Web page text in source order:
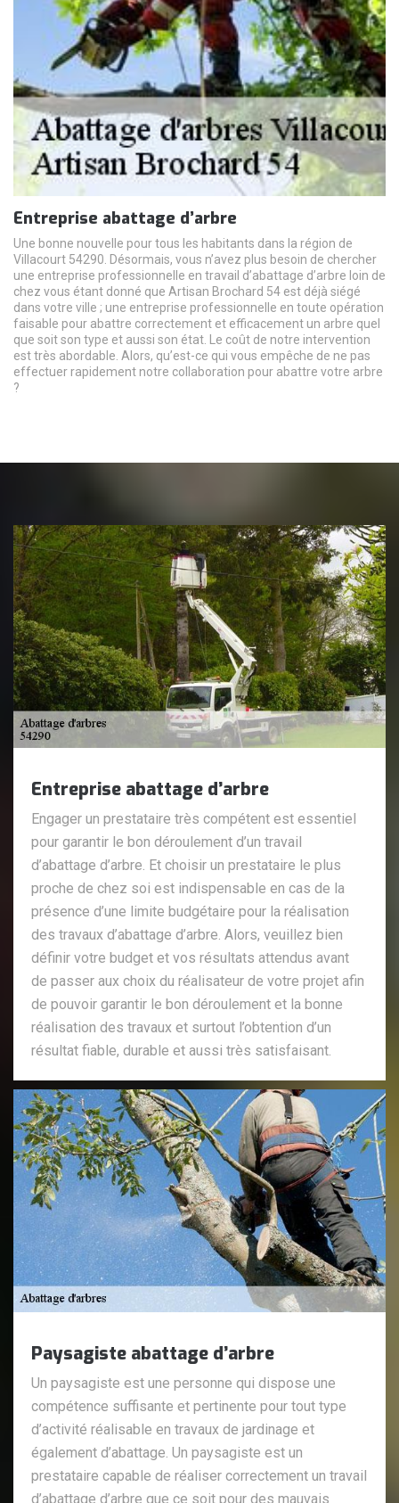
Entreprise abattage d’arbre
Une bonne nouvelle pour tous les habitants dans la région de
Villacourt 54290. Désormais, vous n’avez plus besoin de chercher
une entreprise professionnelle en travail d’abattage d’arbre loin de
chez vous étant donné que Artisan Brochard 54 est déjà siégé
dans votre ville ; une entreprise professionnelle en toute opération
faisable pour abattre correctement et efficacement un arbre quel
que soit son type et aussi son état. Le coût de notre intervention
est très abordable. Alors, qu’est-ce qui vous empêche de ne pas
effectuer rapidement notre collaboration pour abattre votre arbre
?
Entreprise abattage d’arbre
Engager un prestataire très compétent est essentiel
pour garantir le bon déroulement d’un travail
d’abattage d’arbre. Et choisir un prestataire le plus
proche de chez soi est indispensable en cas de la
présence d’une limite budgétaire pour la réalisation
des travaux d’abattage d’arbre. Alors, veuillez bien
définir votre budget et vos résultats attendus avant
de passer aux choix du réalisateur de votre projet afin
de pouvoir garantir le bon déroulement et la bonne
réalisation des travaux et surtout l’obtention d’un
résultat fiable, durable et aussi très satisfaisant.
Paysagiste abattage d’arbre
Un paysagiste est une personne qui dispose une
compétence suffisante et pertinente pour tout type
d’activité réalisable en travaux de jardinage et
également d’abattage. Un paysagiste est un
prestataire capable de réaliser correctement un travail
d’abattage d’arbre que ce soit pour des mauvais